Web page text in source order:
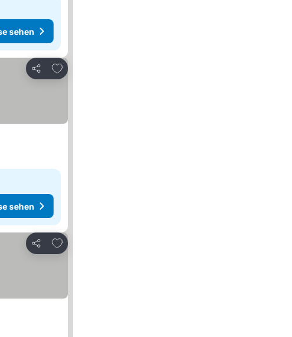
sehen
Teilen
Zu Favoriten hinzufügen
sehen
Teilen
Zu Favoriten hinzufügen